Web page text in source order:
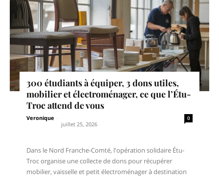
300 étudiants à équiper, 3 dons utiles,
mobilier et électroménager, ce que l’Étu-
Troc attend de vous
Veronique
juillet 25, 2026
0
Dans le Nord Franche-Comté, l'opération solidaire Étu-
Troc organise une collecte de dons pour récupérer
mobilier, vaisselle et petit électroménager à destination